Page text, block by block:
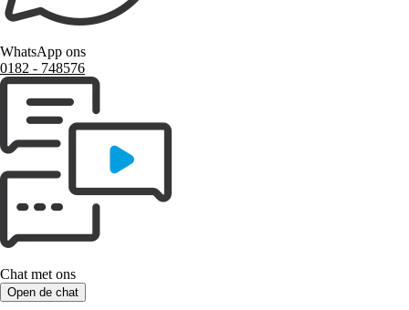
WhatsApp ons
0182 ‑ 748576
Chat met ons
Open de chat